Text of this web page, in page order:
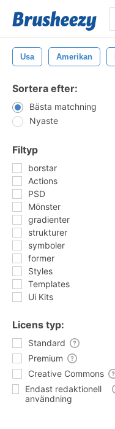
Usa Amerikan
Sortera efter:
Bästa matchning
Nyaste
Filtyp
borstar
Actions
PSD
Mönster
gradienter
strukturer
symboler
former
Styles
Templates
Ui Kits
Licens typ:
Standard
Premium
Creative Commons
Endast redaktionell
användning